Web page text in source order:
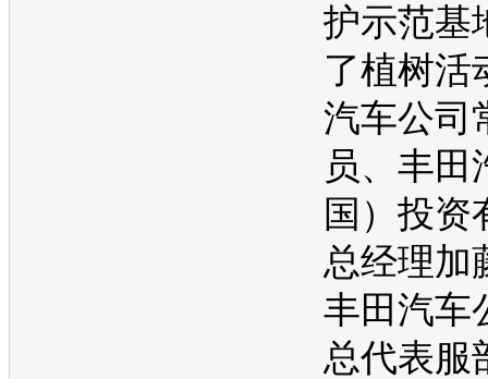
护示范基
了植树活
汽车公司
员、 丰田
国）投资
总经理加
丰田汽车
总代表服